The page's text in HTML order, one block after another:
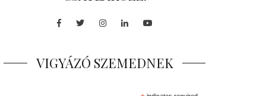
Facebook
TwitterInstagram
LinkedInYoutube
VIGYÁZÓ SZEMEDNEK